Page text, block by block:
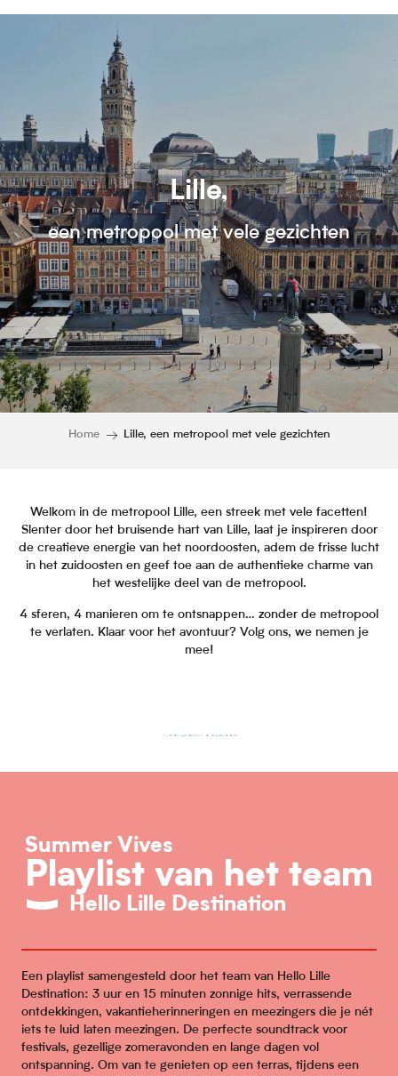
Lille,
een metropool met vele gezichten
Home Lille, een metropool met vele gezichten
Welkom in de metropool Lille, een streek met vele facetten!
Slenter door het bruisende hart van Lille, laat je inspireren door
de creatieve energie van het noordoosten, adem de frisse lucht
in het zuidoosten en geef toe aan de authentieke charme van
het westelijke deel van de metropool.
4 sferen, 4 manieren om te ontsnappen… zonder de metropool
te verlaten. Klaar voor het avontuur? Volg ons, we nemen je
mee!
Koers West!
Summer Vives
Playlist van het team
Hello Lille Destination
Een playlist samengesteld door het team van Hello Lille
Destination: 3 uur en 15 minuten zonnige hits, verrassende
ontdekkingen, vakantieherinneringen en meezingers die je nét
iets te luid laten meezingen. De perfecte soundtrack voor
festivals, gezellige zomeravonden en lange dagen vol
ontspanning. Om van te genieten op een terras, tijdens een